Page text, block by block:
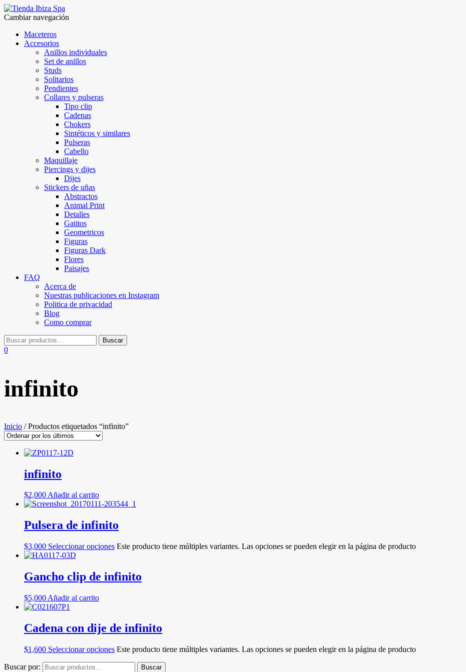
Cambiar navegación
Maceteros
Accesorios
Anillos individuales
Set de anillos
Studs
Solitarios
Pendientes
Collares y pulseras
Tipo clip
Cadenas
Chokers
Sintéticos y similares
Pulseras
Cabello
Maquillaje
Piercings y dijes
Dijes
Stickers de uñas
Abstractos
Animal Print
Detalles
Gatitos
Geometricos
Figuras
Figuras Dark
Flores
Paisajes
FAQ
Acerca de
Nuestras publicaciones en Instagram
Politica de privacidad
Blog
Como comprar
0
infinito
Inicio / Productos etiquetados “infinito”
infinito
$2,000Añadir al carrito
Pulsera de infinito
$3,000 Seleccionar opciones Este producto tiene múltiples variantes. Las opciones se pueden elegir en la página de producto
Gancho clip de infinito
$5,000 Añadir al carrito
Cadena con dije de infinito
$1,600 Seleccionar opciones Este producto tiene múltiples variantes. Las opciones se pueden elegir en la página de producto
Buscar por: Buscar